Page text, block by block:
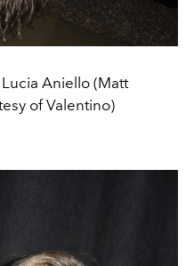
Aniello (Matt
of Valentino)